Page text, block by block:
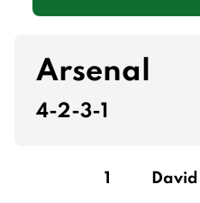
Arsenal
4-2-3-1
1